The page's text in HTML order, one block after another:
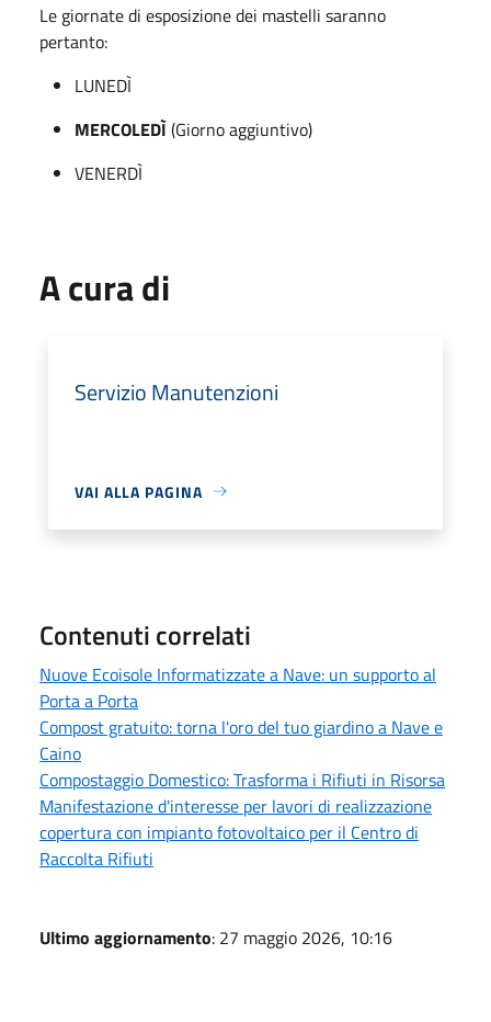
Le giornate di esposizione dei mastelli saranno
pertanto:
LUNEDÌ
MERCOLEDÌ(Giorno aggiuntivo)
VENERDÌ
A cura di
Servizio Manutenzioni
VAI ALLA PAGINA
Contenuti correlati
Nuove Ecoisole Informatizzate a Nave: un supporto al
Porta a Porta
Compost gratuito: torna l'oro del tuo giardino a Nave e
Caino
Compostaggio Domestico: Trasforma i Rifiuti in Risorsa
Manifestazione d'interesse per lavori di realizzazione
copertura con impianto fotovoltaico per il Centro di
Raccolta Rifiuti
Ultimo aggiornamento: 27 maggio 2026, 10:16